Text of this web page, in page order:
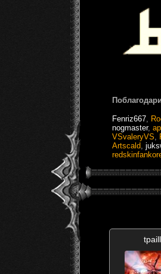
Fenriz667
nogmaster,
VSvaleryVS
Artscald